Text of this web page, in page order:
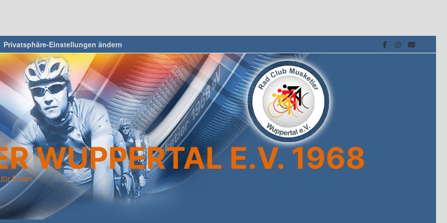
Privatsphäre-Einstellungen ändern
WUPPERTAL E.V. 1968
Einen